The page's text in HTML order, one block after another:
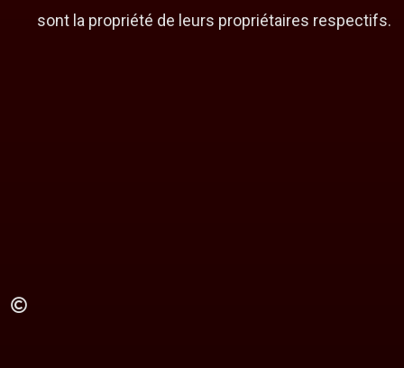
sont la propriété de leurs propriétaires respectifs.